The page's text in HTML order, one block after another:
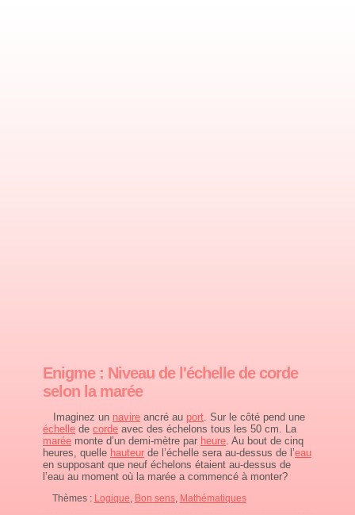
Enigme : Niveau de l'échelle de corde
selon la marée
Imaginez un navire ancré au port. Sur le côté pend une
échelle de corde avec des échelons tous les 50 cm. La
marée monte d’un demi-mètre par heure. Au bout de cinq
heures, quelle hauteur de l’échelle sera au-dessus de l’eau
en supposant que neuf échelons étaient au-dessus de
l’eau au moment où la marée a commencé à monter?
Thèmes : Logique Bon sens, Mathématiques